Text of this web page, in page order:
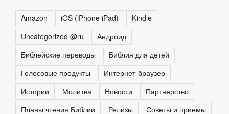
Amazon iOS (iPhone iPad)
Kindle
Uncategorized @ru
Андроид
Библейские переводы
Библия для детей
Голосовые продукты
Интернет-браузер
Истории
Молитва Новости
Партнерство
Планы чтения Библии
Релизы
Советы и приемы